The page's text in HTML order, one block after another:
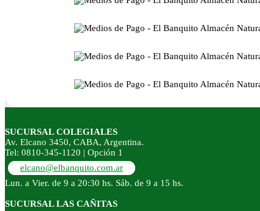
SUCURSAL COLEGIALES
Av. Elcano 3450, CABA, Argentina.
Tel: 0810-345-1120 | Opción 1
elcano@elbanquito.com.ar
Lun. a Vier. de 9 a 20:30 hs. Sáb. de 9 a 15 hs.
SUCURSAL LAS CAÑITAS